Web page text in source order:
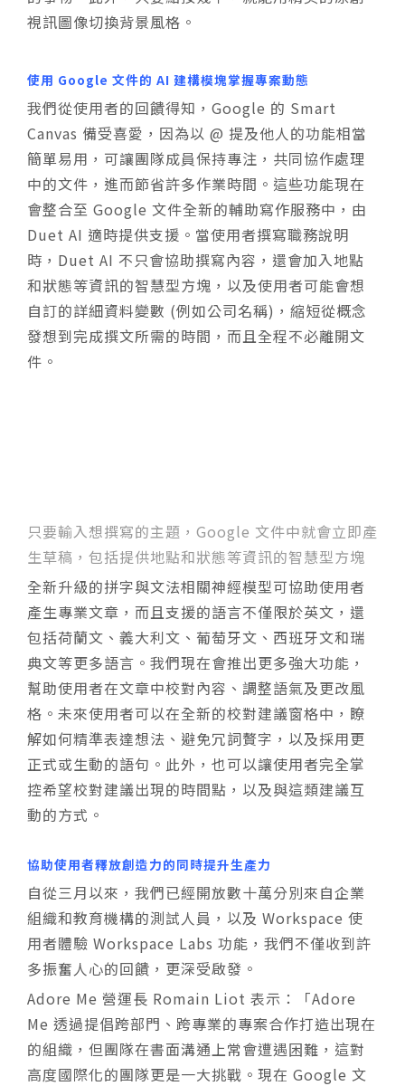
視訊圖像切換背景風格。
使用 Google 文件的 AI 建構模塊掌握專案動態
我們從使用者的回饋得知，Google 的 Smart
Canvas 備受喜愛，因為以 @ 提及他人的功能相當
簡單易用，可讓團隊成員保持專注，共同協作處理
中的文件，進而節省許多作業時間。這些功能現在
會整合至 Google 文件全新的輔助寫作服務中，由
Duet AI 適時提供支援。當使用者撰寫職務說明
時，Duet AI 不只會協助撰寫內容，還會加入地點
和狀態等資訊的智慧型方塊，以及使用者可能會想
自訂的詳細資料變數 (例如公司名稱)，縮短從概念
發想到完成撰文所需的時間，而且全程不必離開文
件。
只要輸入想撰寫的主題，Google 文件中就會立即產
生草稿，包括提供地點和狀態等資訊的智慧型方塊
全新升級的拼字與文法相關神經模型可協助使用者
產生專業文章，而且支援的語言不僅限於英文，還
包括荷蘭文、義大利文、葡萄牙文、西班牙文和瑞
典文等更多語言。我們現在會推出更多強大功能，
幫助使用者在文章中校對內容、調整語氣及更改風
格。未來使用者可以在全新的校對建議窗格中，瞭
解如何精準表達想法、避免冗詞贅字，以及採用更
正式或生動的語句。此外，也可以讓使用者完全掌
控希望校對建議出現的時間點，以及與這類建議互
動的方式。
協助使用者釋放創造力的同時提升生產力
自從三月以來，我們已經開放數十萬分別來自企業
組織和教育機構的測試人員，以及 Workspace 使
用者體驗 Workspace Labs 功能，我們不僅收到許
多振奮人心的回饋，更深受啟發。
Adore Me 營運長 Romain Liot 表示：「Adore
Me 透過提倡跨部門、跨專業的專案合作打造出現在
的組織，但團隊在書面溝通上常會遭遇困難，這對
高度國際化的團隊更是一大挑戰。現在 Google 文